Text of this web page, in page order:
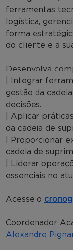
ferramentas
logística,
forma
do cliente e a
Desenvolva
| Integrar
gestão da
decisões.
| Aplicar
da cadeia de
| Proporcionar
cadeia de
| Liderar
essenciais no
Acesse o
Coordenador
Alexandre